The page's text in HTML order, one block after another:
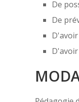
De
De